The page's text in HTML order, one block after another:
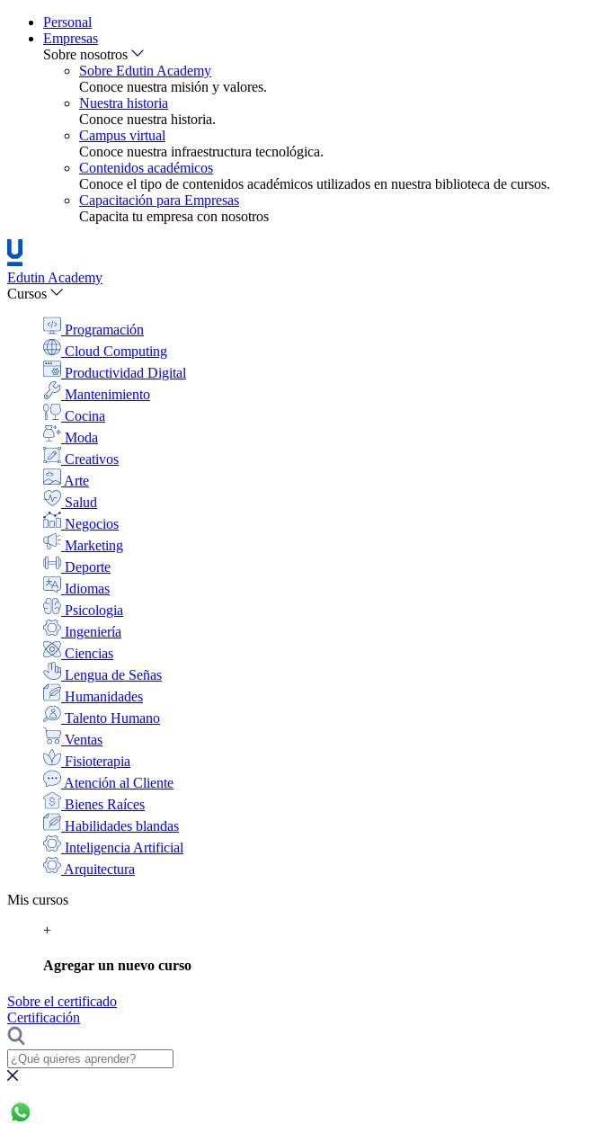
Personal
Empresas
Sobre nosotros
Sobre Edutin Academy
Conoce nuestra misión y valores.
Nuestra historia
Conoce nuestra historia.
Campus virtual
Conoce nuestra infraestructura tecnológica.
Contenidos académicos
Conoce el tipo de contenidos académicos utilizados en nuestra biblioteca de cursos.
Capacitación para Empresas
Capacita tu empresa con nosotros
Edutin Academy
Cursos
Programación
Cloud Computing
Productividad Digital
Mantenimiento
Cocina
Moda
Creativos
Arte
Salud
Negocios
Marketing
Deporte
Idiomas
Psicologia
Ingeniería
Ciencias
Lengua de Señas
Humanidades
Talento Humano
Ventas
Fisioterapia
Atención al Cliente
Bienes Raíces
Habilidades blandas
Inteligencia Artificial
Arquitectura
Mis cursos
+
Agregar un nuevo curso
Sobre el certificado
Certificación